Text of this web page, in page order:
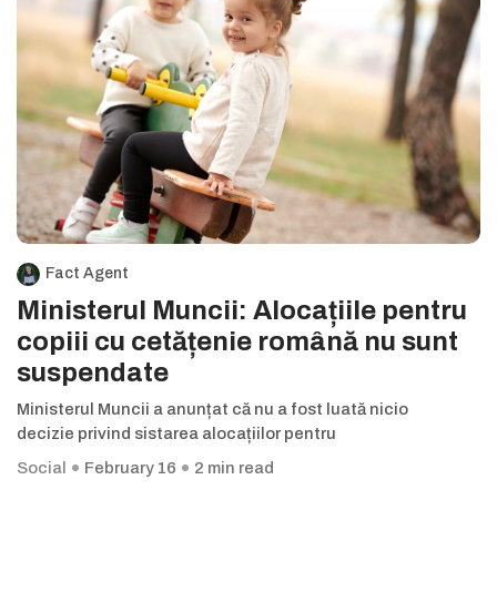
Fact Agent
Ministerul Muncii: Alocațiile pentru
copiii cu cetățenie română nu sunt
suspendate
Ministerul Muncii a anunțat că nu a fost luată nicio
decizie privind sistarea alocațiilor pentru
Social
February 16 2 min read